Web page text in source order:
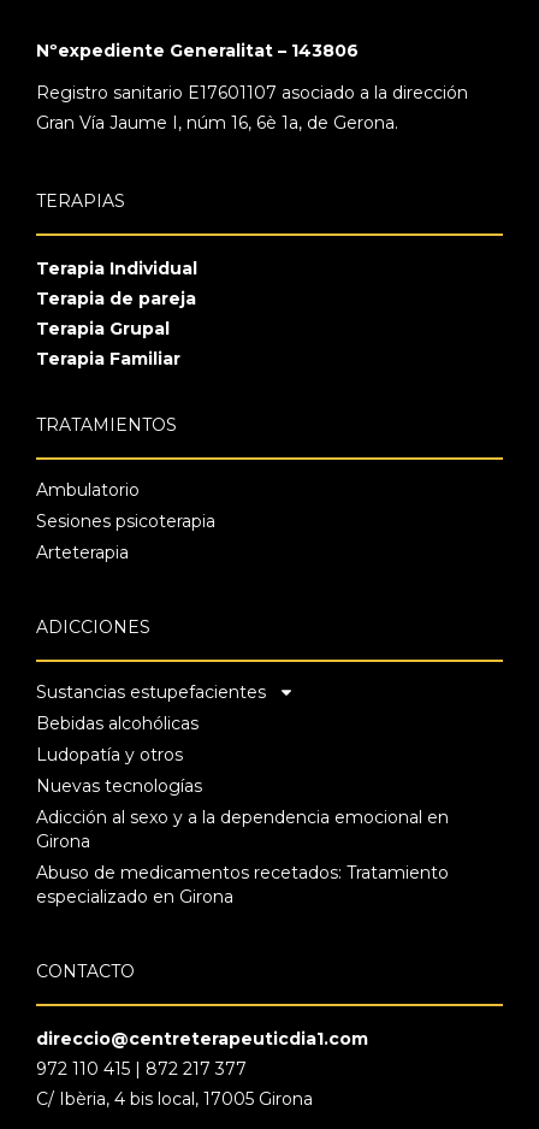
Nºexpediente Generalitat – 143806
Registro sanitario E17601107 asociado a la dirección
Gran Vía Jaume I, núm 16, 6è 1a, de Gerona.
TERAPIAS
Terapia Individual
Terapia de pareja
Terapia Grupal
Terapia Familiar
TRATAMIENTOS
Ambulatorio
Sesiones psicoterapia
Arteterapia
ADICCIONES
Sustancias estupefacientes
Bebidas alcohólicas
Ludopatía y otros
Nuevas tecnologías
Adicción al sexo y a la dependencia emocional en
Girona
Abuso de medicamentos recetados: Tratamiento
especializado en Girona
CONTACTO
direccio@centreterapeuticdia1.com
972 110 415 | 872 217 377
C/ Ibèria, 4 bis local, 17005 Girona